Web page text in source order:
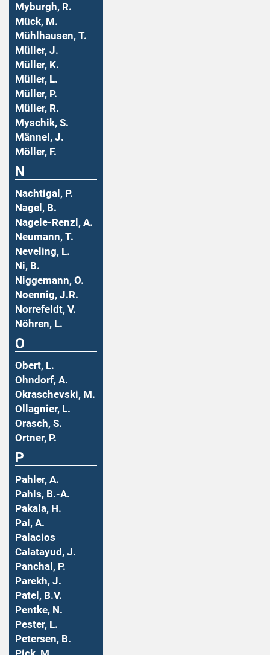
Myburgh, R.
Mück, M.
Mühlhausen, T.
Müller, J.
Müller, K.
Müller, L.
Müller, P.
Müller, R.
Myschik, S.
Männel, J.
Möller, F.
N
Nachtigal, P.
Nagel, B.
Nagele-Renzl, A.
Neumann, T.
Neveling, L.
Ni, B.
Niggemann, O.
Noennig, J.R.
Norrefeldt, V.
Nöhren, L.
O
Obert, L.
Ohndorf, A.
Okraschevski, M.
Ollagnier, L.
Orasch, S.
Ortner, P.
P
Pahler, A.
Pahls, B.-A.
Pakala, H.
Pal, A.
Palacios
Calatayud, J.
Panchal, P.
Parekh, J.
Patel, B.V.
Pentke, N.
Pester, L.
Petersen, B.